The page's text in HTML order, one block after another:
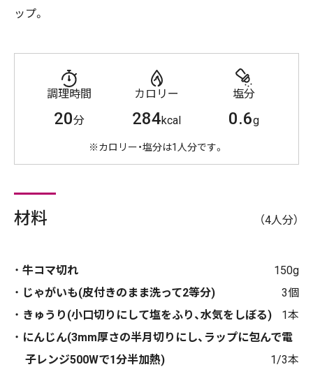
ップ。
調理時間
20分
カロリー
284kcal
塩分
0.6g
※カロリー・塩分は1人分です。
材料 （4人分）
牛コマ切れ
150g
じゃがいも(皮付きのまま洗って2等分)
3個
きゅうり(小口切りにして塩をふり、水気をしぼる)
1本
にんじん(3mm厚さの半月切りにし、ラップに包んで電
子レンジ500Wで1分半加熱)
1/3本